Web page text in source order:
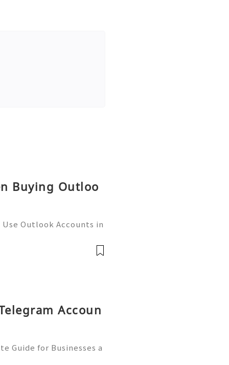
Buying Outloo
Outlook Accounts in
and identity verificat
Accoun
Guide for Businesses a